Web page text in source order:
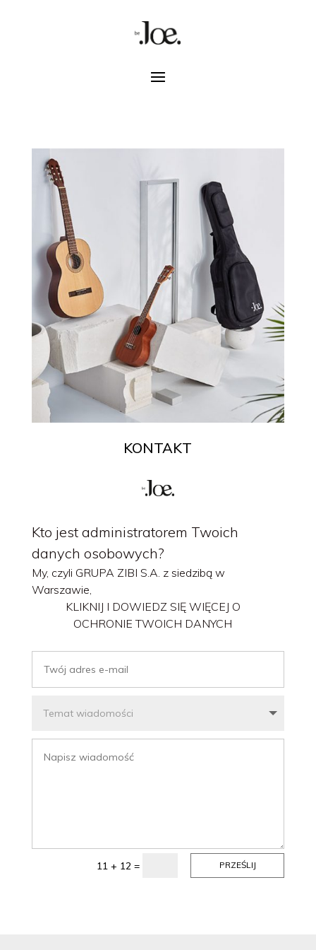
KONTAKT
Kto jest administratorem Twoich
danych osobowych?
My, czyli GRUPA ZIBI S.A. z siedzibą w
Warszawie,
KLIKNIJ I DOWIEDZ SIĘ WIĘCEJ O
OCHRONIE TWOICH DANYCH
11 + 12 = PRZEŚLIJ